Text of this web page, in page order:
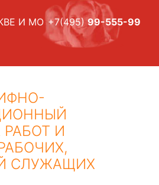
И МО +7(495) 99-555-99
И
СЛУЖАЩИХ